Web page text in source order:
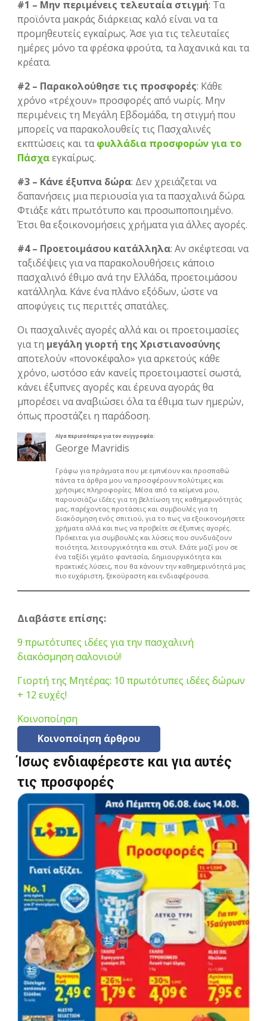
#1 – Μην περιμένεις τελευταία στιγμή: Τα
προϊόντα μακράς διάρκειας καλό είναι να τα
προμηθευτείς εγκαίρως. Άσε για τις τελευταίες
ημέρες μόνο τα φρέσκα φρούτα, τα λαχανικά και τα
κρέατα.
#2 – Παρακολούθησε τις προσφορές: Κάθε
χρόνο «τρέχουν» προσφορές από νωρίς. Μην
περιμένεις τη Μεγάλη Εβδομάδα, τη στιγμή που
μπορείς να παρακολουθείς τις Πασχαλινές
εκπτώσεις και τα φυλλάδια προσφορών για το
Πάσχαεγκαίρως.
#3 – Κάνε έξυπνα δώρα: Δεν χρειάζεται να
δαπανήσεις μια περιουσία για τα πασχαλινά δώρα.
Φτιάξε κάτι πρωτότυπο και προσωποποιημένο.
Έτσι θα εξοικονομήσεις χρήματα για άλλες αγορές.
#4 – Προετοιμάσου κατάλληλα: Αν σκέφτεσαι να
ταξιδέψεις για να παρακολουθήσεις κάποιο
πασχαλινό έθιμο ανά την Ελλάδα, προετοιμάσου
κατάλληλα. Κάνε ένα πλάνο εξόδων, ώστε να
αποφύγεις τις περιττές σπατάλες.
Οι πασχαλινές αγορές αλλά και οι προετοιμασίες
για τη μεγάλη γιορτή της Χριστιανοσύνης
αποτελούν «πονοκέφαλο» για αρκετούς κάθε
χρόνο, ωστόσο εάν κανείς προετοιμαστεί σωστά,
κάνει έξυπνες αγορές και έρευνα αγοράς θα
μπορέσει να αναβιώσει όλα τα έθιμα των ημερών,
όπως προστάζει η παράδοση.
Λίγα περισσότερα για τον συγγραφέα:
George Mavridis
Γράφω για πράγματα που με εμπνέουν και προσπαθώ
πάντα τα άρθρα μου να προσφέρουν πολύτιμες και
χρήσιμες πληροφορίες. Μέσα από τα κείμενα μου,
παρουσιάζω ιδέες για τη βελτίωση της καθημερινότητάς
μας, παρέχοντας προτάσεις και συμβουλές για τη
διακόσμηση ενός σπιτιού, για το πως να εξοικονομήσετε
χρήματα αλλά και πως να προβείτε σε έξυπνες αγορές.
Πρόκειται για συμβουλές και λύσεις που συνδυάζουν
ποιότητα, λειτουργικότητα και στυλ. Ελάτε μαζί μου σε
ένα ταξίδι γεμάτο φαντασία, δημιουργικότητα και
πρακτικές λύσεις, που θα κάνουν την καθημερινότητά μας
πιο ευχάριστη, ξεκούραστη και ενδιαφέρουσα.
Διαβάστε επίσης:
9 πρωτότυπες ιδέες για την πασχαλινή
διακόσμηση σαλονιού!
Γιορτή της Μητέρας: 10 πρωτότυπες ιδέες δώρων
+ 12 ευχές!
Κοινοποίηση
Κοινοποίηση άρθρου
Ίσως ενδιαφέρεστε και για αυτές
τις προσφορές